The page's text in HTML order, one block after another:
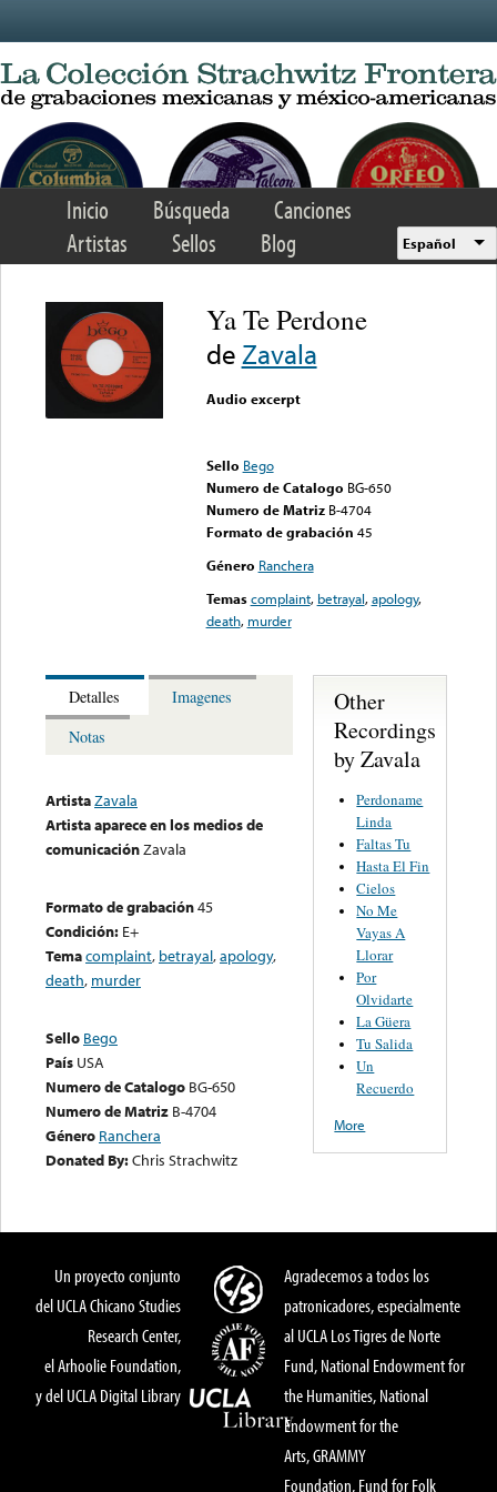
Inicio Búsqueda
Canciones
Artistas
Sellos Blog Español
Ya Te Perdone
deZavala
Audio excerpt
Sello Bego
Numero de Catalogo BG-650
Numero de Matriz B-4704
Formato de grabación 45
Género Ranchera
Temas complaint, betrayal,apology,
death, murder
Detalles
Imagenes
Notas
ArtistaZavala
Artista aparece en los medios de
comunicaciónZavala
Formato de grabación45
Condición: E+
Temacomplaint, betrayal,apology,
death, murder
Sello Bego
País USA
Numero de Catalogo BG-650
Numero de Matriz B-4704
Género Ranchera
Donated By:Chris Strachwitz
Other
Recordings
by Zavala
Perdoname
Linda
Faltas Tu
Hasta El Fin
Cielos
No Me
Vayas A
Llorar
Por
Olvidarte
La Güera
Tu Salida
Un
Recuerdo
More
Un proyecto conjunto
del UCLA Chicano Studies
Research Center,
el Arhoolie Foundation,
y del UCLA Digital Library
Agradecemos a todos los
patronicadores, especialmente
al UCLA Los Tigres de Norte
Fund, National Endowment for
the Humanities, National
Endowment for the
Arts, GRAMMY
Foundation, Fund for Folk